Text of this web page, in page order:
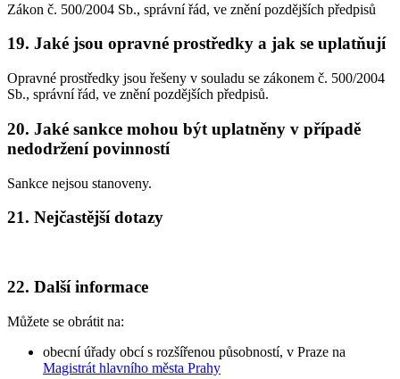
Zákon č. 500/2004 Sb., správní řád, ve znění pozdějších předpisů
19. Jaké jsou opravné prostředky a jak se uplatňují
Opravné prostředky jsou řešeny v souladu se zákonem č. 500/2004
Sb., správní řád, ve znění pozdějších předpisů.
20. Jaké sankce mohou být uplatněny v případě
nedodržení povinností
Sankce nejsou stanoveny.
21. Nejčastější dotazy
22. Další informace
Můžete se obrátit na:
obecní úřady obcí s rozšířenou působností, v Praze na
Magistrát hlavního města Prahy